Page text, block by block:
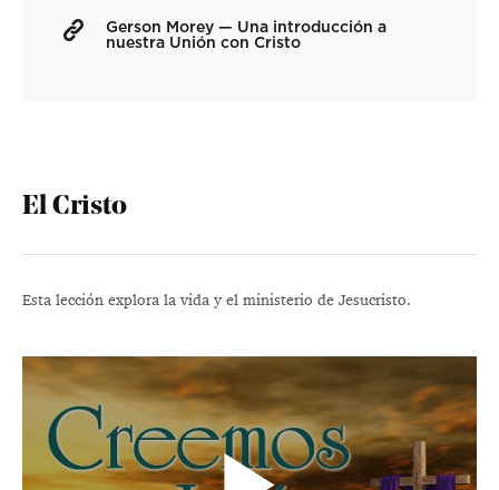
Gerson Morey — Una introducción a
nuestra Unión con Cristo
El Cristo
Esta lección explora la vida y el ministerio de Jesucristo.